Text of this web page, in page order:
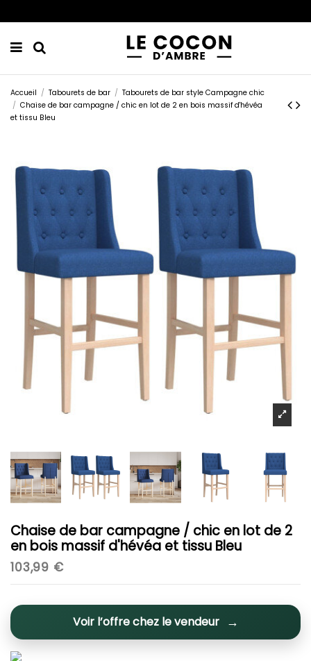
Accueil Tabourets de bar
Tabourets de bar style Campagne chic
Chaise de bar campagne / chic en lot de 2 en bois massif d'hévéa
et tissu Bleu
Chaise de bar campagne / chic en lot de 2
en bois massif d'hévéa et tissu Bleu
103,99 €
Voir l’offre chez le vendeur